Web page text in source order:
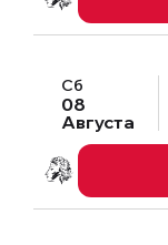
Сб
08
Августа